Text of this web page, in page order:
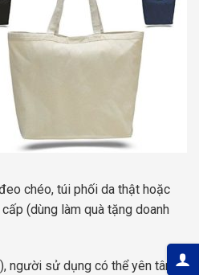
chéo, túi phối da thật hoặc
(dùng làm quà tặng doanh
người sử dụng có thể yên tâm